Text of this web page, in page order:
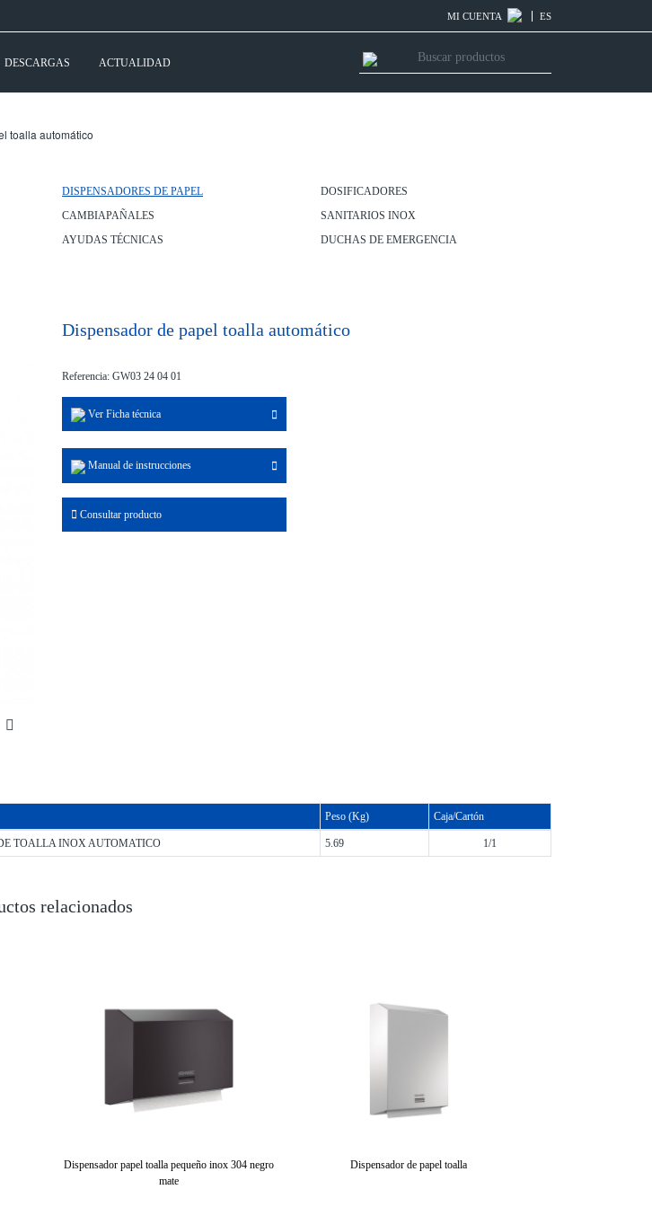
MI CUENTA ES
DESCARGAS ACTUALIDAD
toalla automático
DISPENSADORES DE PAPEL
DOSIFICADORES
CAMBIAPAÑALES
SANITARIOS INOX
AYUDAS TÉCNICAS
DUCHAS DE EMERGENCIA
Dispensador de papel toalla automático
Referencia: GW03 24 04 01
Ver Ficha técnica
Manual de instrucciones
Consultar producto
Peso (Kg) Caja/Cartón
TOALLA INOX AUTOMATICO 5.69 1/1
relacionados
Dispensador papel toalla pequeño inox 304 negro
mate
Dispensador de papel toalla